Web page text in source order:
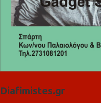
Diafimistes.gr